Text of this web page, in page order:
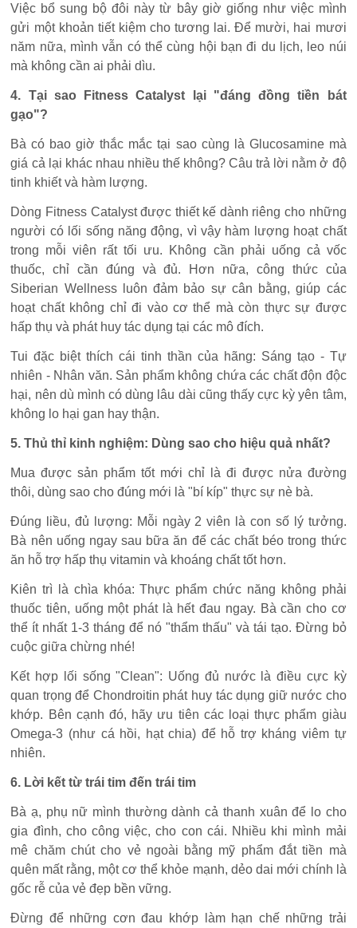
Việc bổ sung bộ đôi này từ bây giờ giống như việc mình
gửi một khoản tiết kiệm cho tương lai. Để mười, hai mươi
năm nữa, mình vẫn có thể cùng hội bạn đi du lịch, leo núi
mà không cần ai phải dìu.
4. Tại sao Fitness Catalyst lại "đáng đồng tiền bát
gạo"?
Bà có bao giờ thắc mắc tại sao cùng là Glucosamine mà
giá cả lại khác nhau nhiều thế không? Câu trả lời nằm ở độ
tinh khiết và hàm lượng.
Dòng Fitness Catalyst được thiết kế dành riêng cho những
người có lối sống năng động, vì vậy hàm lượng hoạt chất
trong mỗi viên rất tối ưu. Không cần phải uống cả vốc
thuốc, chỉ cần đúng và đủ. Hơn nữa, công thức của
Siberian Wellness luôn đảm bảo sự cân bằng, giúp các
hoạt chất không chỉ đi vào cơ thể mà còn thực sự được
hấp thụ và phát huy tác dụng tại các mô đích.
Tui đặc biệt thích cái tinh thần của hãng: Sáng tạo - Tự
nhiên - Nhân văn. Sản phẩm không chứa các chất độn độc
hại, nên dù mình có dùng lâu dài cũng thấy cực kỳ yên tâm,
không lo hại gan hay thận.
5. Thủ thỉ kinh nghiệm: Dùng sao cho hiệu quả nhất?
Mua được sản phẩm tốt mới chỉ là đi được nửa đường
thôi, dùng sao cho đúng mới là "bí kíp" thực sự nè bà.
Đúng liều, đủ lượng: Mỗi ngày 2 viên là con số lý tưởng.
Bà nên uống ngay sau bữa ăn để các chất béo trong thức
ăn hỗ trợ hấp thụ vitamin và khoáng chất tốt hơn.
Kiên trì là chìa khóa: Thực phẩm chức năng không phải
thuốc tiên, uống một phát là hết đau ngay. Bà cần cho cơ
thể ít nhất 1-3 tháng để nó "thẩm thấu" và tái tạo. Đừng bỏ
cuộc giữa chừng nhé!
Kết hợp lối sống "Clean": Uống đủ nước là điều cực kỳ
quan trọng để Chondroitin phát huy tác dụng giữ nước cho
khớp. Bên cạnh đó, hãy ưu tiên các loại thực phẩm giàu
Omega-3 (như cá hồi, hạt chia) để hỗ trợ kháng viêm tự
nhiên.
6. Lời kết từ trái tim đến trái tim
Bà ạ, phụ nữ mình thường dành cả thanh xuân để lo cho
gia đình, cho công việc, cho con cái. Nhiều khi mình mải
mê chăm chút cho vẻ ngoài bằng mỹ phẩm đắt tiền mà
quên mất rằng, một cơ thể khỏe mạnh, dẻo dai mới chính là
gốc rễ của vẻ đẹp bền vững.
Đừng để những cơn đau khớp làm hạn chế những trải